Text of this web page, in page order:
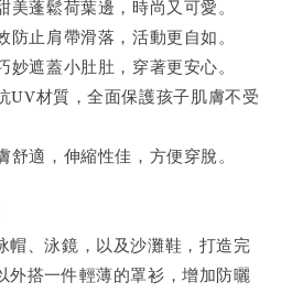
蓬鬆荷葉邊，時尚又可愛。
止肩帶滑落，活動更自如。
遮蓋小肚肚，穿著更安心。
UV材質，全面保護孩子肌膚不受
適，伸縮性佳，方便穿脫。
帽、泳鏡，以及沙灘鞋，打造完
外搭一件輕薄的罩衫，增加防曬